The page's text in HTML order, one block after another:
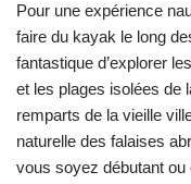
Pour une expérience
faire du kayak le long
fantastique d’explorer
et les plages isolées de
remparts de la vieille
naturelle des falaises
vous soyez débutant